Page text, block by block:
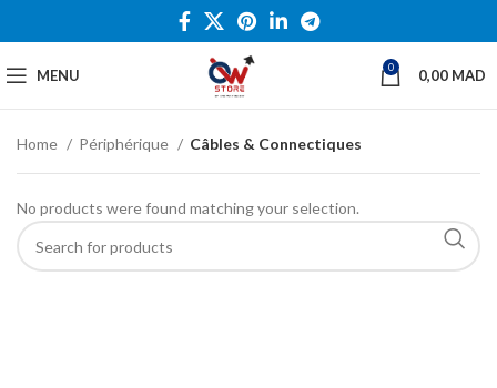
MENU 0 0,00 MAD
Home Périphérique Câbles & Connectiques
No products were found matching your selection.